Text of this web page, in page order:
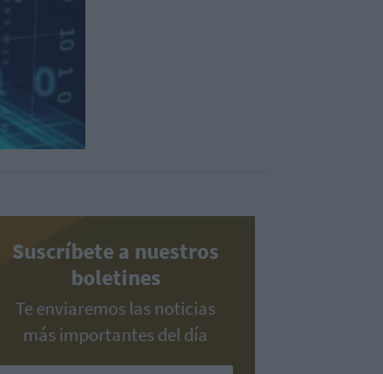
Suscríbete a nuestros
boletines
Te enviaremos las noticias
más importantes del día